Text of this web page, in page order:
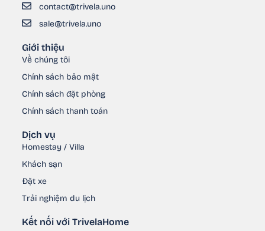
contact@trivela.uno
sale@trivela.uno
Giới thiệu
Về chúng tôi
Chính sách bảo mật
Chính sách đặt phòng
Chính sách thanh toán
Dịch vụ
Homestay / Villa
Khách sạn
Đặt xe
Trải nghiệm du lịch
Kết nối với TrivelaHome